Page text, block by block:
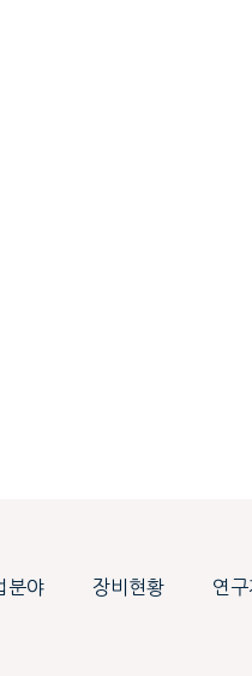
분야 장비현황 연